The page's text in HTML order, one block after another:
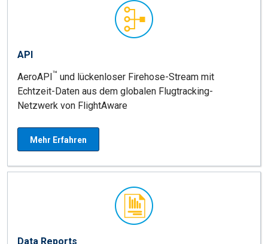
API
AeroAPI ™ und lückenloser Firehose-Stream mit
Echtzeit-Daten aus dem globalen Flugtracking-
Netzwerk von FlightAware
Mehr Erfahren
Data Reports